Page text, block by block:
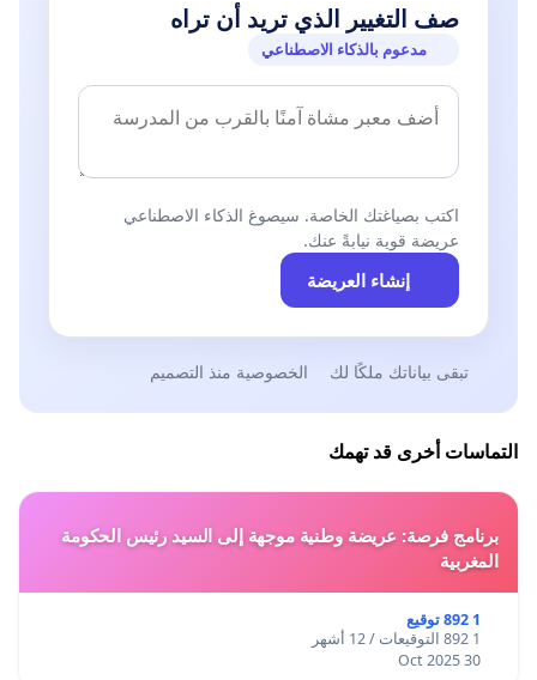
صف التغيير الذي تريد أن تراه
مدعوم بالذكاء الاصطناعي
اكتب بصياغتك الخاصة. سيصوغ الذكاء الاصطناعي
عريضة قوية نيابةً عنك.
إنشاء العريضة
تبقى بياناتك ملكًا لك الخصوصية منذ التصميم
التماسات أخرى قد تهمك
برنامج فرصة: عريضة وطنية موجهة إلى السيد رئيس الحكومة
المغربية
1 892 توقيع
1 892 التوقيعات / 12 أشهر
30 Oct 2025